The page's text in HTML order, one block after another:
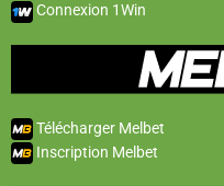
Connexion 1Win
Télécharger Melbet
Inscription Melbet